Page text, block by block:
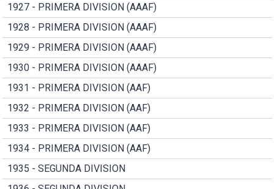
1927 - PRIMERA DIVISION (AAAF)
1928 - PRIMERA DIVISION (AAAF)
1929 - PRIMERA DIVISION (AAAF)
1930 - PRIMERA DIVISION (AAAF)
1931 - PRIMERA DIVISION (AAF)
1932 - PRIMERA DIVISION (AAF)
1933 - PRIMERA DIVISION (AAF)
1934 - PRIMERA DIVISION (AAF)
1935 - SEGUNDA DIVISION